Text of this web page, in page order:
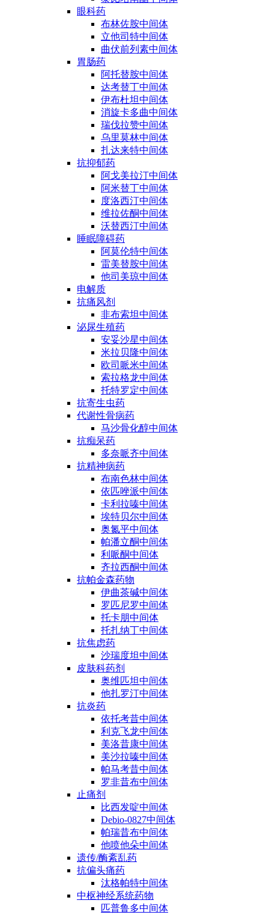
眼科药
布林佐胺中间体
立他司特中间体
曲伏前列素中间体
胃肠药
阿托替胺中间体
达考替丁中间体
伊布杜坦中间体
消旋卡多曲中间体
瑞伐拉赞中间体
乌里莫林中间体
扎达来特中间体
抗抑郁药
阿戈美拉汀中间体
阿米替丁中间体
度洛西汀中间体
维拉佐酮中间体
沃替西汀中间体
睡眠障碍药
阿莫伦特中间体
雷美替胺中间体
他司美琼中间体
电解质
抗痛风剂
非布索坦中间体
泌尿生殖药
安妥沙星中间体
米拉贝隆中间体
欧司哌米中间体
索拉格龙中间体
托特罗定中间体
抗寄生虫药
代谢性骨病药
马沙骨化醇中间体
抗痴呆药
多奈哌齐中间体
抗精神病药
布南色林中间体
依匹唑派中间体
卡利拉嗪中间体
埃特贝尔中间体
奥氮平中间体
帕潘立酮中间体
利哌酮中间体
齐拉西酮中间体
抗帕金森药物
伊曲茶碱中间体
罗匹尼罗中间体
托卡朋中间体
托扎纳丁中间体
抗焦虑药
沙瑞度坦中间体
皮肤科药剂
奥维匹坦中间体
他扎罗汀中间体
抗炎药
依托考昔中间体
利克飞龙中间体
美洛昔康中间体
美沙拉嗪中间体
帕马考昔中间体
罗非昔布中间体
止痛剂
比西发啶中间体
Debio-0827中间体
帕瑞昔布中间体
他喷他朵中间体
遗传/酶紊乱药
抗偏头痛药
汰格帕特中间体
中枢神经系统药物
匹普鲁多中间体